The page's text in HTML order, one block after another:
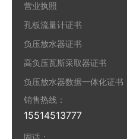
营业执照
孔板流量计证书
负压放水器证书
高负压瓦斯采取器证书
负压放水器数据一体化证书
销售热线：
15514513777